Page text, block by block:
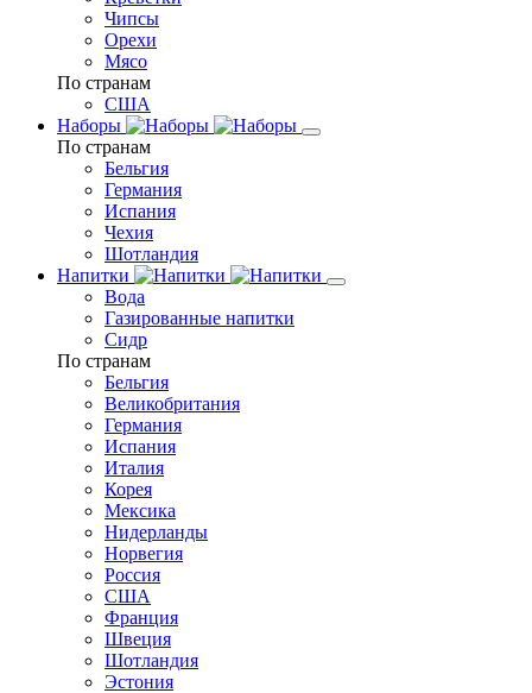
Чипсы
Орехи
Мясо
По странам
США
Наборы
По странам
Бельгия
Германия
Испания
Чехия
Шотландия
Напитки
Вода
Газированные напитки
Сидр
По странам
Бельгия
Великобритания
Германия
Испания
Италия
Корея
Мексика
Нидерланды
Норвегия
Россия
США
Франция
Швеция
Шотландия
Эстония